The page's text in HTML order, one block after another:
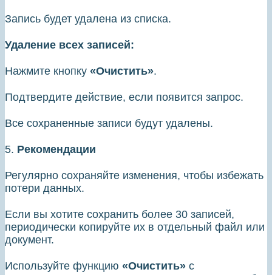
Запись будет удалена из списка.
Удаление всех записей:
Нажмите кнопку «Очистить».
Подтвердите действие, если появится запрос.
Все сохраненные записи будут удалены.
5. Рекомендации
Регулярно сохраняйте изменения, чтобы избежать
потери данных.
Если вы хотите сохранить более 30 записей,
периодически копируйте их в отдельный файл или
документ.
Используйте функцию «Очистить» с